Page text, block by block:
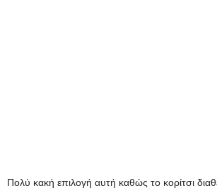
Πολύ κακή επιλογή αυτή καθώς το κορίτσι